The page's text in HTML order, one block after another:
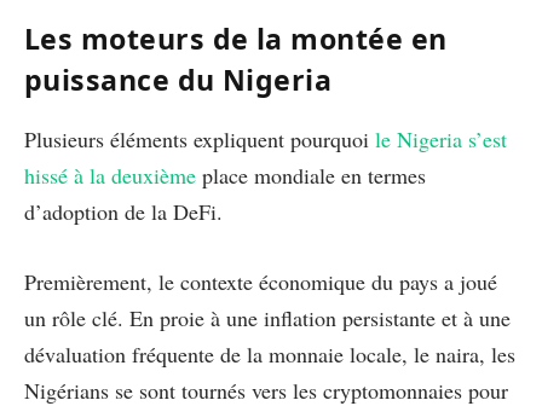
Les moteurs de la montée en
puissance du Nigeria
Plusieurs éléments expliquent pourquoi le Nigeria s’est
hissé à la deuxième place mondiale en termes
d’adoption de la DeFi.
Premièrement, le contexte économique du pays a joué
un rôle clé. En proie à une inflation persistante et à une
dévaluation fréquente de la monnaie locale, le naira, les
Nigérians se sont tournés vers les cryptomonnaies pour